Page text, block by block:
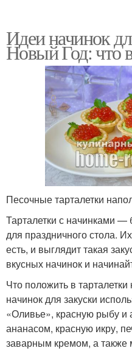
Идеи начинок
Новый Год: что
Песочные тарталетки
Тарталетки с начинками
для праздничного стола.
есть, и выглядит такая
вкусных начинок и
Что положить в
начинок для закуски
«Оливье», красную рыбу и
ананасом, красную икру,
заварным кремом, а также